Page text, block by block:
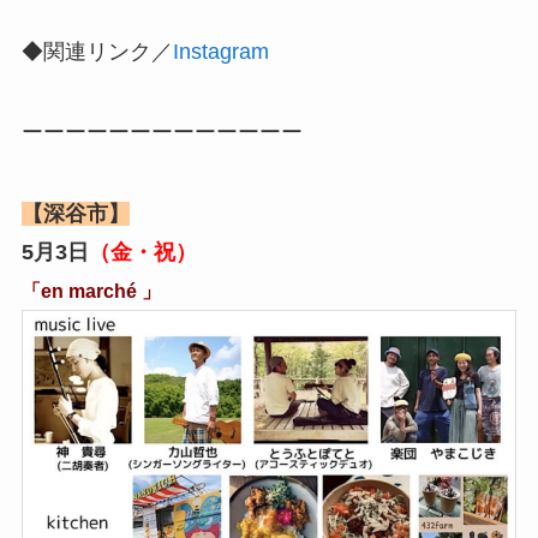
◆関連リンク／ Instagram
ーーーーーーーーーーーーー
【深谷市】
5月3日
（金・祝）
「en marché 」